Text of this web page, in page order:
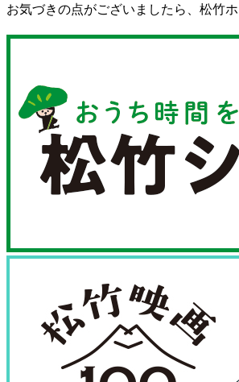
お気づきの点がございましたら、松竹